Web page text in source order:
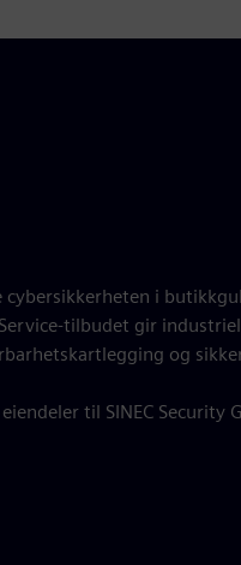
i
tilbudet gir
og
til SINEC Security